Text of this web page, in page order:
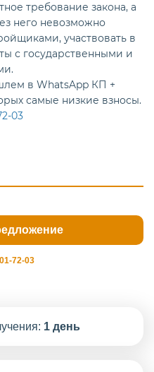
требование закона, а
него невозможно
участвовать в
с государственными и
в WhatsApp КП +
самые низкие взносы.
03
72-03
1 день